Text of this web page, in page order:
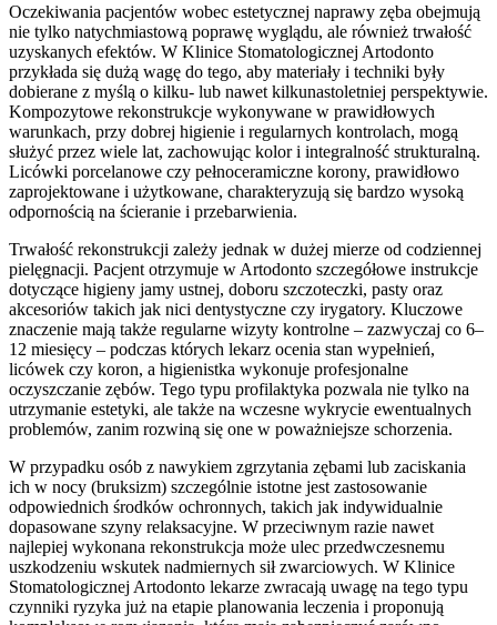
Oczekiwania pacjentów wobec estetycznej naprawy zęba obejmują
nie tylko natychmiastową poprawę wyglądu, ale również trwałość
uzyskanych efektów. W Klinice Stomatologicznej Artodonto
przykłada się dużą wagę do tego, aby materiały i techniki były
dobierane z myślą o kilku- lub nawet kilkunastoletniej perspektywie.
Kompozytowe rekonstrukcje wykonywane w prawidłowych
warunkach, przy dobrej higienie i regularnych kontrolach, mogą
służyć przez wiele lat, zachowując kolor i integralność strukturalną.
Licówki porcelanowe czy pełnoceramiczne korony, prawidłowo
zaprojektowane i użytkowane, charakteryzują się bardzo wysoką
odpornością na ścieranie i przebarwienia.
Trwałość rekonstrukcji zależy jednak w dużej mierze od codziennej
pielęgnacji. Pacjent otrzymuje w Artodonto szczegółowe instrukcje
dotyczące higieny jamy ustnej, doboru szczoteczki, pasty oraz
akcesoriów takich jak nici dentystyczne czy irygatory. Kluczowe
znaczenie mają także regularne wizyty kontrolne – zazwyczaj co 6–
12 miesięcy – podczas których lekarz ocenia stan wypełnień,
licówek czy koron, a higienistka wykonuje profesjonalne
oczyszczanie zębów. Tego typu profilaktyka pozwala nie tylko na
utrzymanie estetyki, ale także na wczesne wykrycie ewentualnych
problemów, zanim rozwiną się one w poważniejsze schorzenia.
W przypadku osób z nawykiem zgrzytania zębami lub zaciskania
ich w nocy (bruksizm) szczególnie istotne jest zastosowanie
odpowiednich środków ochronnych, takich jak indywidualnie
dopasowane szyny relaksacyjne. W przeciwnym razie nawet
najlepiej wykonana rekonstrukcja może ulec przedwczesnemu
uszkodzeniu wskutek nadmiernych sił zwarciowych. W Klinice
Stomatologicznej Artodonto lekarze zwracają uwagę na tego typu
czynniki ryzyka już na etapie planowania leczenia i proponują